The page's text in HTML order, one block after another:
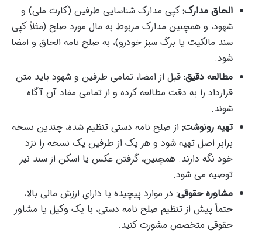
الحاق مدارک:کپی مدارک شناسایی طرفین (کارت ملی) و
شهود، و همچنین مدارک مربوط به مال مورد صلح (مثلاً کپی
سند مالکیت یا برگ سبز خودرو)، به صلح نامه الحاق و امضا
شود.
مطالعه دقیق: قبل از امضا، تمامی طرفین و شهود باید متن
قرارداد را به دقت مطالعه کرده و از تمامی مفاد آن آگاه
شوند.
تهیه رونوشت: از صلح نامه دستی تنظیم شده، چندین نسخه
برابر اصل تهیه شود و هر یک از طرفین یک نسخه را نزد
خود نگه دارند. همچنین، گرفتن عکس یا اسکن از سند نیز
توصیه می شود.
مشاوره حقوقی: در موارد پیچیده یا دارای ارزش مالی بالا،
حتماً پیش از تنظیم صلح نامه دستی، با یک وکیل یا مشاور
حقوقی متخصص مشورت کنید.